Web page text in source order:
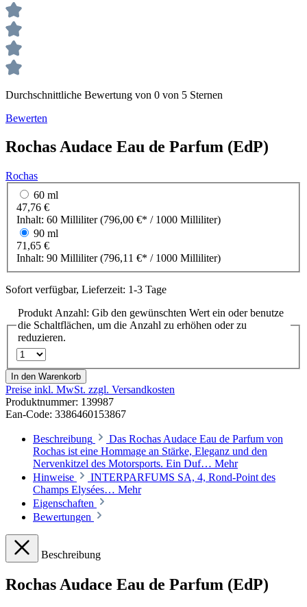
Durchschnittliche Bewertung von 0 von 5 Sternen
Bewerten
RochasAudace Eau de Parfum (EdP)
Rochas
60 ml
47,76 €
Inhalt: 60 Milliliter(796,00 €* / 1000 Milliliter)
90 ml
71,65 €
Inhalt: 90 Milliliter(796,11 €* / 1000 Milliliter)
Sofort verfügbar, Lieferzeit: 1-3 Tage
Produkt Anzahl: Gib den gewünschten Wert ein oder benutze
die Schaltflächen, um die Anzahl zu erhöhen oder zu
reduzieren.
In den Warenkorb
Preise inkl. MwSt. zzgl. Versandkosten
Produktnummer: 139987
Ean-Code: 3386460153867
Beschreibung
Das Rochas Audace Eau de Parfum von
Rochas ist eine Hommage an Stärke, Eleganz und den
Nervenkitzel des Motorsports. Ein Duf… Mehr
Hinweise
INTERPARFUMS SA, 4, Rond-Point des
Champs Elysées… Mehr
Eigenschaften
Bewertungen
Beschreibung
Rochas Audace Eau de Parfum (EdP)